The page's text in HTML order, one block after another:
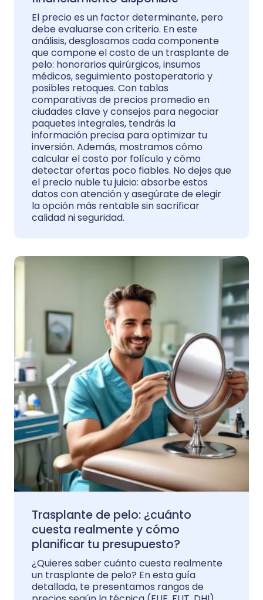
El precio es un factor determinante, pero
debe evaluarse con criterio. En este
análisis, desglosamos cada componente
que compone el costo de un trasplante de
pelo: honorarios quirúrgicos, insumos
médicos, seguimiento postoperatorio y
posibles retoques. Con tablas
comparativas de precios promedio en
ciudades clave y consejos para negociar
paquetes integrales, tendrás la
información precisa para optimizar tu
inversión. Además, mostramos cómo
calcular el costo por folículo y cómo
detectar ofertas poco fiables. No dejes que
el precio nuble tu juicio: absorbe estos
datos con atención y asegúrate de elegir
la opción más rentable sin sacrificar
calidad ni seguridad.
Trasplante de pelo: ¿cuánto
cuesta realmente y cómo
planificar tu presupuesto?
¿Quieres saber cuánto cuesta realmente
un trasplante de pelo? En esta guía
detallada, te presentamos rangos de